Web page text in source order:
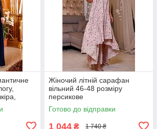
розмір
Жіночий літній сарафан
вільний 46-48 розміру
персикове
Готово до відправки
1 044 ₴ 1 740 ₴